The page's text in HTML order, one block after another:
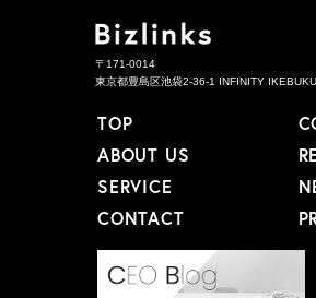
〒171-0014
東京都豊島区池袋2-36-1 INFINITY
TOP
ABOUT US
SERVICE
CONTACT